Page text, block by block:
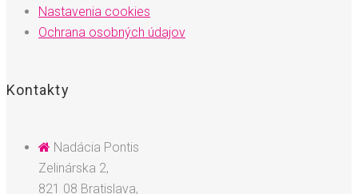
Nastavenia cookies
Ochrana osobných údajov
Kontakty
Nadácia Pontis
Zelinárska 2,
821 08 Bratislava,